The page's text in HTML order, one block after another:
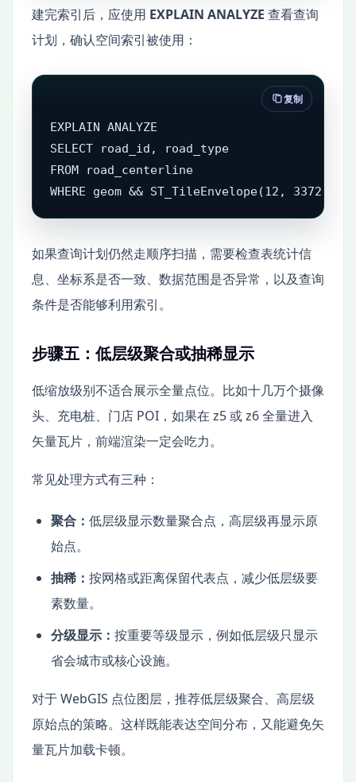
建完索引后，应使用 EXPLAIN ANALYZE 查看查询
计划，确认空间索引被使用：
EXPLAIN ANALYZE
SELECT road_id, road_type
FROM road_centerline
WHERE geom && ST_TileEnvelope(12, 3372,
复制
如果查询计划仍然走顺序扫描，需要检查表统计信
息、坐标系是否一致、数据范围是否异常，以及查询
条件是否能够利用索引。
步骤五：低层级聚合或抽稀显示
低缩放级别不适合展示全量点位。比如十几万个摄像
头、充电桩、门店 POI，如果在 z5 或 z6 全量进入
矢量瓦片，前端渲染一定会吃力。
常见处理方式有三种：
聚合： 低层级显示数量聚合点，高层级再显示原
始点。
抽稀： 按网格或距离保留代表点，减少低层级要
素数量。
分级显示： 按重要等级显示，例如低层级只显示
省会城市或核心设施。
对于 WebGIS 点位图层，推荐低层级聚合、高层级
原始点的策略。这样既能表达空间分布，又能避免矢
量瓦片加载卡顿。